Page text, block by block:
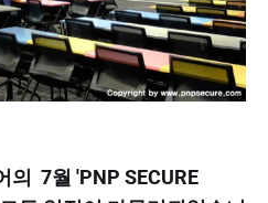
의 7월 'PNP SECURE